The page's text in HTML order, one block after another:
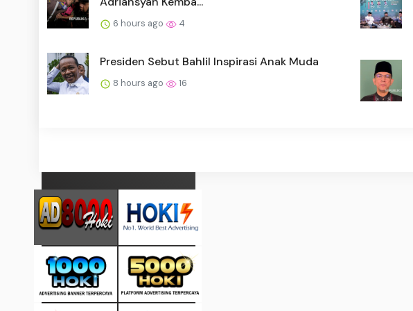
6 hours ago 4
Presiden Sebut Bahlil Inspirasi Anak Muda
8 hours ago 16